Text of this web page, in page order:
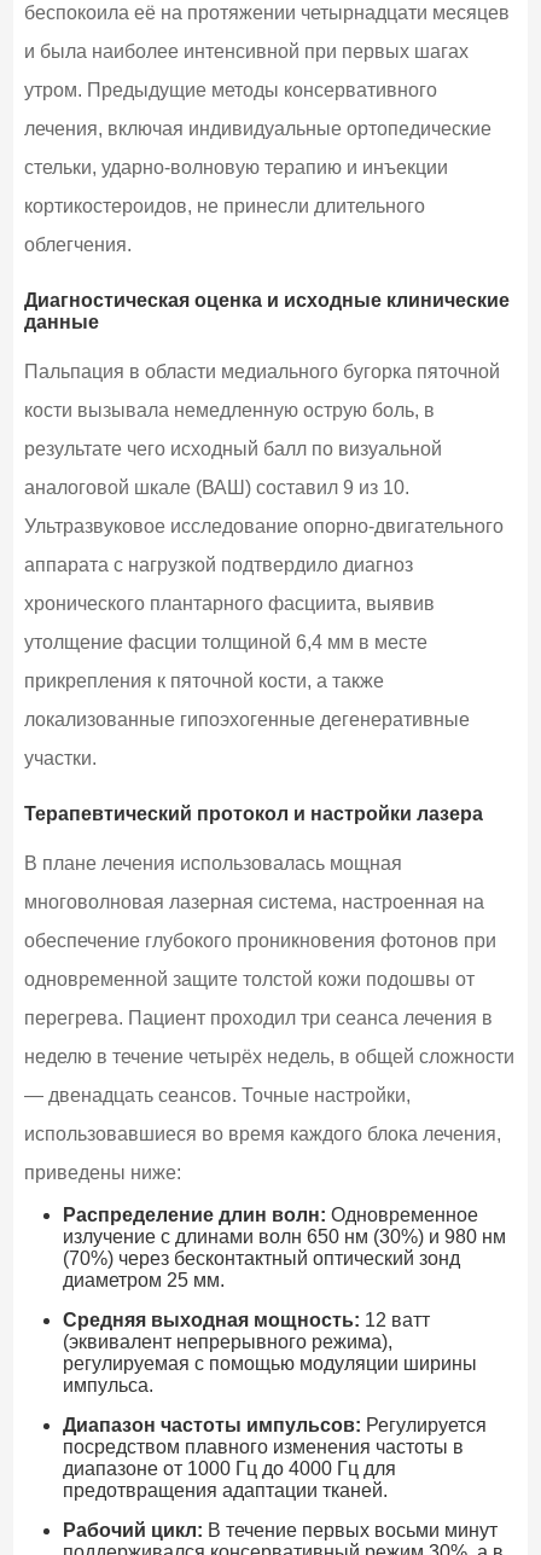
беспокоила её на протяжении четырнадцати месяцев
и была наиболее интенсивной при первых шагах
утром. Предыдущие методы консервативного
лечения, включая индивидуальные ортопедические
стельки, ударно-волновую терапию и инъекции
кортикостероидов, не принесли длительного
облегчения.
Диагностическая оценка и исходные клинические
данные
Пальпация в области медиального бугорка пяточной
кости вызывала немедленную острую боль, в
результате чего исходный балл по визуальной
аналоговой шкале (ВАШ) составил 9 из 10.
Ультразвуковое исследование опорно-двигательного
аппарата с нагрузкой подтвердило диагноз
хронического плантарного фасциита, выявив
утолщение фасции толщиной 6,4 мм в месте
прикрепления к пяточной кости, а также
локализованные гипоэхогенные дегенеративные
участки.
Терапевтический протокол и настройки лазера
В плане лечения использовалась мощная
многоволновая лазерная система, настроенная на
обеспечение глубокого проникновения фотонов при
одновременной защите толстой кожи подошвы от
перегрева. Пациент проходил три сеанса лечения в
неделю в течение четырёх недель, в общей сложности
— двенадцать сеансов. Точные настройки,
использовавшиеся во время каждого блока лечения,
приведены ниже:
Распределение длин волн: Одновременное
излучение с длинами волн 650 нм (30%) и 980 нм
(70%) через бесконтактный оптический зонд
диаметром 25 мм.
Средняя выходная мощность: 12 ватт
(эквивалент непрерывного режима),
регулируемая с помощью модуляции ширины
импульса.
Диапазон частоты импульсов: Регулируется
посредством плавного изменения частоты в
диапазоне от 1000 Гц до 4000 Гц для
предотвращения адаптации тканей.
Рабочий цикл: В течение первых восьми минут